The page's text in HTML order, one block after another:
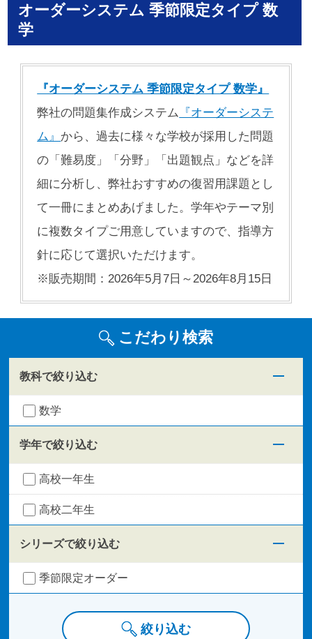
オーダーシステム 季節限定タイプ 数
学
『オーダーシステム 季節限定タイプ 数学』
弊社の問題集作成システム 『オーダーシステ
ム』 から、過去に様々な学校が採用した問題
の「難易度」「分野」「出題観点」などを詳
細に分析し、弊社おすすめの復習用課題とし
て一冊にまとめあげました。学年やテーマ別
に複数タイプご用意していますので、指導方
針に応じて選択いただけます。
※販売期間：2026年5月7日～2026年8月15日
こだわり検索
教科で絞り込む
数学
学年で絞り込む
高校一年生
高校二年生
シリーズで絞り込む
季節限定オーダー
絞り込む